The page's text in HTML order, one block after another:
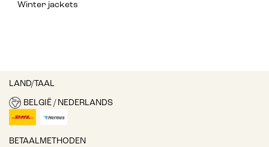
Winter jackets
LAND/TAAL
BELGIË / NEDERLANDS
BETAALMETHODEN